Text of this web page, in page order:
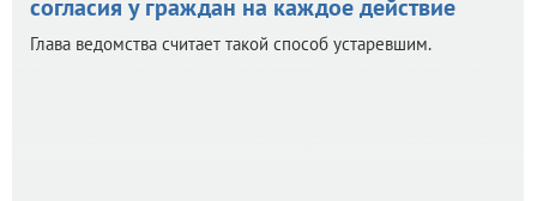
согласия у граждан на каждое действие
Глава ведомства считает такой способ устаревшим.